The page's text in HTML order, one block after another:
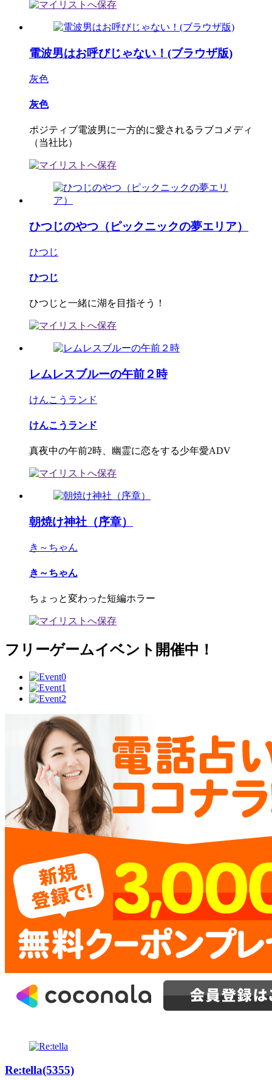
電波男はお呼びじゃない！(ブラウザ版)
灰色
灰色
ポジティブ電波男に一方的に愛されるラブコメディ
（当社比）
ひつじのやつ（ピックニックの夢エリア）
ひつじ
ひつじ
ひつじと一緒に湖を目指そう！
レムレスブルーの午前２時
けんこうランド
けんこうランド
真夜中の午前2時、幽霊に恋をする少年愛ADV
朝焼け神社（序章）
き～ちゃん
き～ちゃん
ちょっと変わった短編ホラー
フリーゲームイベント開催中！
Re:tella(5355)